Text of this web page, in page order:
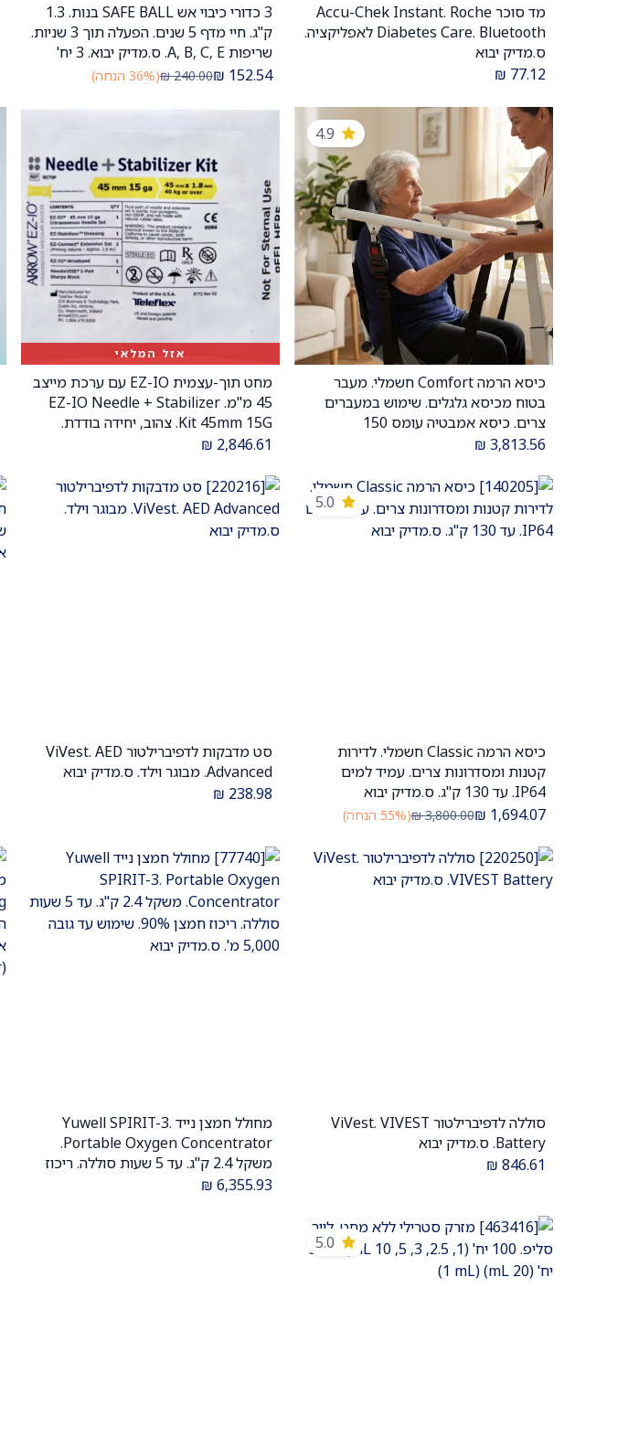
הוספה לעגלה
מד סוכר Accu-Chek Instant. Roche
Diabetes Care. Bluetooth לאפליקציה.
ס.מדיק יבוא
77.12
₪
הוספה לעגלה
3 כדורי כיבוי אש SAFE BALL בנות. 1.3
ק"ג. חיי מדף 5 שנים. הפעלה תוך 3 שניות.
שריפות A, B, C, E. ס.מדיק יבוא. 3 יח'
152.54
₪
240.00
₪(36% הנחה)
4.9
הוספה לעגלהכיסא הרמה Comfort חשמלי. מעבר
בטוח מכיסא גלגלים. שימוש במעברים
צרים. כיסא אמבטיה עומס 150
ק"ג. ס.מדיק יבוא
3,813.56
₪
אזל המלאי
מחט תוך-עצמית EZ-IO עם ערכת מייצב
45 מ"מ. EZ-IO Needle + Stabilizer
Kit 45mm 15G. צהוב, יחידה בודדת.
ס.מדיק יבוא
2,846.61
₪
5.0
הוספה לעגלה
כיסא הרמה Classic חשמלי. לדירות
קטנות ומסדרונות צרים. עמיד למים
IP64. עד 130 ק"ג. ס.מדיק יבוא
1,694.07
₪
3,800.00
₪(55% הנחה)
הוספה לעגלהסט מדבקות לדפיברילטור ViVest. AED
Advanced. מבוגר וילד. ס.מדיק יבוא
238.98
₪
הוספה לעגלה
סוללה לדפיברילטור ViVest. VIVEST
Battery. ס.מדיק יבוא
846.61
₪
הוספה לעגלה
מחולל חמצן נייד Yuwell SPIRIT-3.
Portable Oxygen Concentrator.
משקל 2.4 ק"ג. עד 5 שעות סוללה. ריכוז
6,355.93
₪
5.0